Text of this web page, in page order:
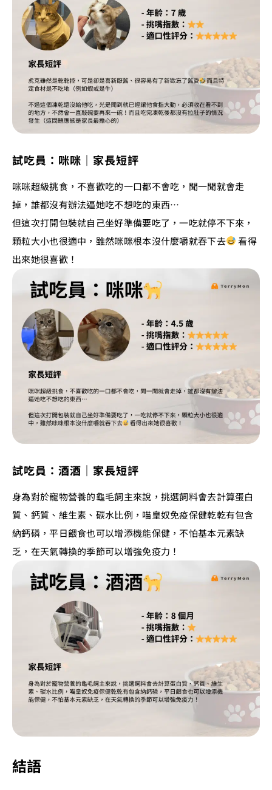
試吃員：咪咪｜家長短評
咪咪超級挑食，不喜歡吃的一口都不會吃，聞一聞就會走
掉，誰都沒有辦法逼她吃不想吃的東西…
但這次打開包裝就自己坐好準備要吃了，一吃就停不下來，
顆粒大小也很適中，雖然咪咪根本沒什麼嚼就吞下去
看得
出來她很喜歡！
試吃員：酒酒｜家長短評
身為對於寵物營養的龜毛飼主來說，挑選飼料會去計算蛋白
質、鈣質、維生素、碳水比例，喵皇奴免疫保健乾乾有包含
納鈣磷，平日餵食也可以增添機能保健，不怕基本元素缺
乏，在天氣轉換的季節可以增強免疫力！
結語